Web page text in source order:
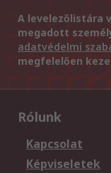
A levelezőlistára
megadott
adatvédelmi
megfelelően
Rólunk
Kapcsolat
Képviseletek